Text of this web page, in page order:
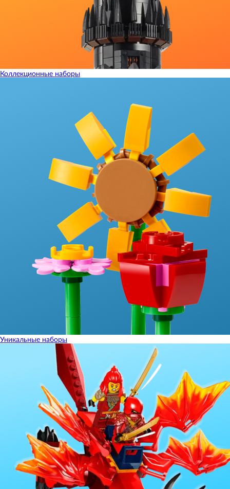
Коллекционные наборы
Уникальные наборы